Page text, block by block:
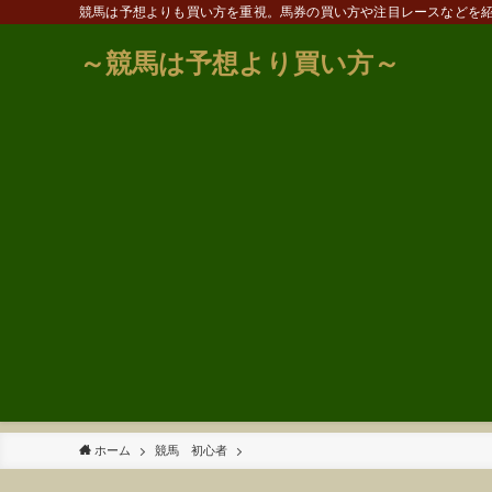
競馬は予想よりも買い方を重視。馬券の買い方や注目レースなどを紹
～競馬は予想より買い方～
ホーム 競馬 初心者